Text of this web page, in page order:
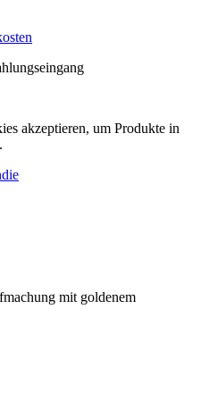
akzeptieren, um Produkte in
mit goldenem